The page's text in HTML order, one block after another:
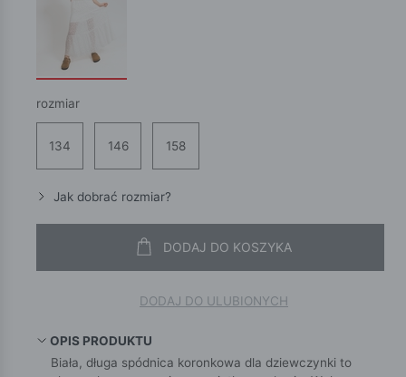
rozmiar
134 146 158
Jak dobrać rozmiar?
DODAJ DO KOSZYKA
DODAJ DO ULUBIONYCH
OPIS PRODUKTU
Biała, długa spódnica koronkowa dla dziewczynki to